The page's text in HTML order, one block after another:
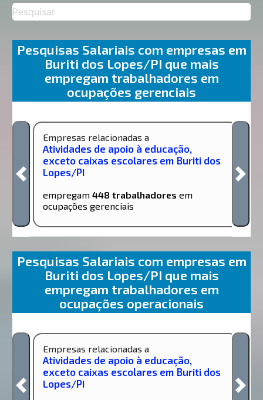
Pesquisas Salariais com empresas em
Buriti dos Lopes/PI que mais
empregam trabalhadores em
ocupações gerenciais
Empresas relacionadas a
Atividades de apoio à educação,
exceto caixas escolares em Buriti dos
Lopes/PI
empregam 448 trabalhadores em
ocupações gerenciais
Pesquisas Salariais com empresas em
Buriti dos Lopes/PI que mais
empregam trabalhadores em
ocupações operacionais
Empresas relacionadas a
Atividades de apoio à educação,
exceto caixas escolares em Buriti dos
Lopes/PI